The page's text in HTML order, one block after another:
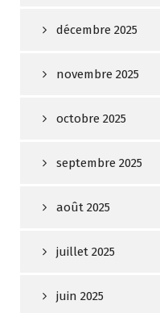
décembre 2025
novembre 2025
octobre 2025
septembre 2025
août 2025
juillet 2025
juin 2025